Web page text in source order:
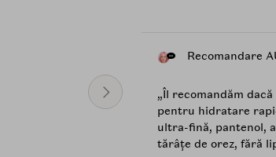
Recomandare
„Îl recomandăm
pentru hidratare
ultra-fină, pantenol,
tărâțe de orez, fără